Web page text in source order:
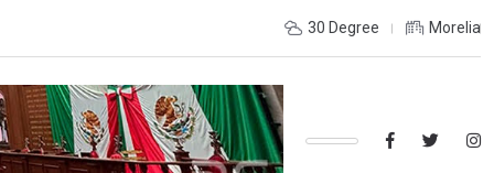
Gobierno, Alfonso Martínez consolidó acceso a
30 Degree Morelia